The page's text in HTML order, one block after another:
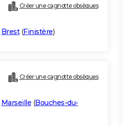
Créer une cagnotte obsèques
Brest(Finistère)
Créer une cagnotte obsèques
Marseille (Bouches-du-